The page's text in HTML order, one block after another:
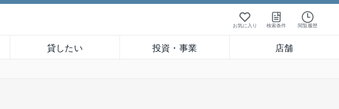
お気に入り 検索条件 閲覧履歴
貸したい 投資・事業 店舗